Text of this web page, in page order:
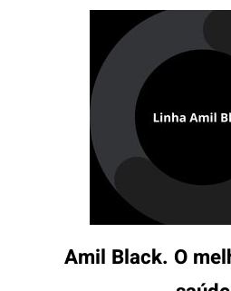
Amil Black. O